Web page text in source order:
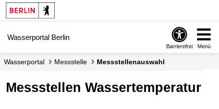
Springe zur Navigation
Springe zum Inhalt
Wasserportal Berlin
Barrierefrei Menü
Wasserportal Messstelle Messstellenauswahl
Messstellen Wassertemperatur